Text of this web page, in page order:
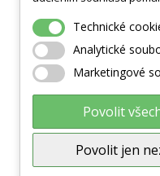
Technické
Analytické
Marketingové
Povolit
Povolit jen